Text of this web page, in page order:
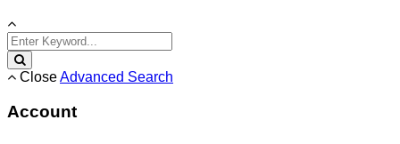
CloseAdvanced Search
Account